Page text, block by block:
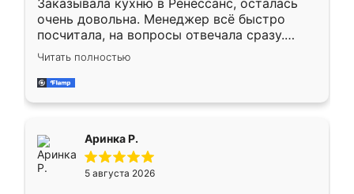
Заказывала кухню в Ренессанс, осталась
очень довольна. Менеджер всё быстро
посчитала, на вопросы отвечала сразу.
Замерщик приехал в субботу, подошёл к
делу со всей ответственностью. Собрали
за день, ребята работали аккуратно, даже
Читать полностью
Аринка Р.
5 августа 2026